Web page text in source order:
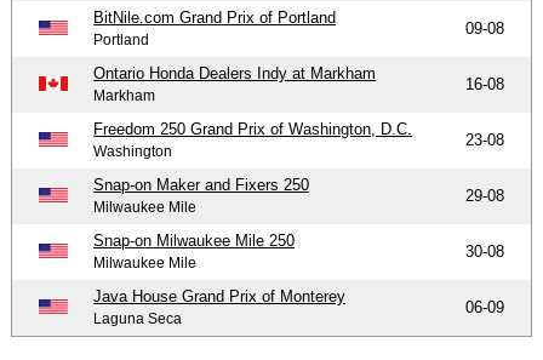
BitNile.com Grand Prix of Portland
Portland
09-08
Ontario Honda Dealers Indy at Markham
Markham
16-08
Freedom 250 Grand Prix of Washington, D.C.
Washington
23-08
Snap-on Maker and Fixers 250
Milwaukee Mile
29-08
Snap-on Milwaukee Mile 250
Milwaukee Mile
30-08
Java House Grand Prix of Monterey
Laguna Seca
06-09